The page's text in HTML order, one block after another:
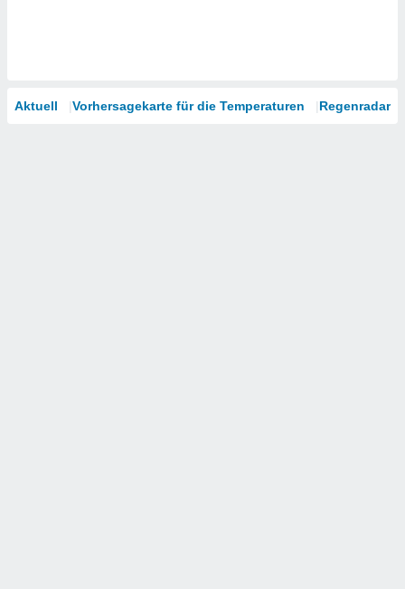
Aktuell Vorhersagekarte für die Temperaturen Regenradar